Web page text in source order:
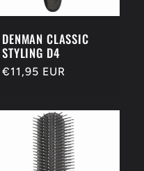
DENMAN CLASSIC
STYLING D4
Redovna
€11,95 EUR